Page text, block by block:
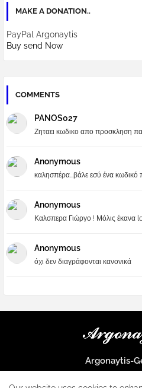
MAKE A DONATION..
PayPal Argonaytis
Buy send Now
COMMENTS
PANOS027
Ζηταει κωδικο απο προσκληση
Anonymous
καλησπέρα...βάλε εσύ ένα κωδικό
Anonymous
Καλσπερα Γιώργο ! Μόλις έκανα
Anonymous
όχι δεν διαγράφονται κανονικά
Argonaytis-